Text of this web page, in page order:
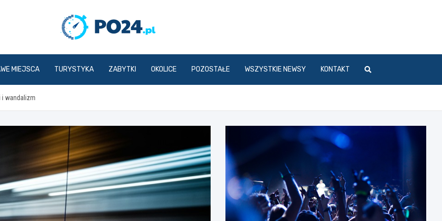
MIEJSCA TURYSTYKA ZABYTKI OKOLICE POZOSTAŁE WSZYSTKIE NEWSY KONTAKT
i wandalizm